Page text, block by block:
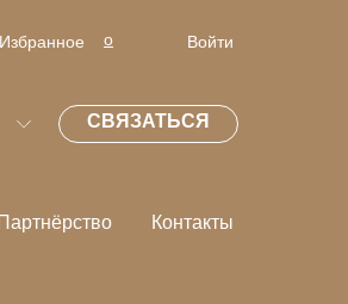
Избранное о Войти
СВЯЗАТЬСЯ
Партнёрство Контакты